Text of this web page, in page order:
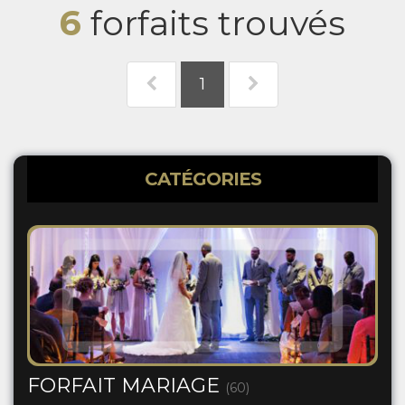
6 forfaits trouvés
1
CATÉGORIES
FORFAIT MARIAGE (60)